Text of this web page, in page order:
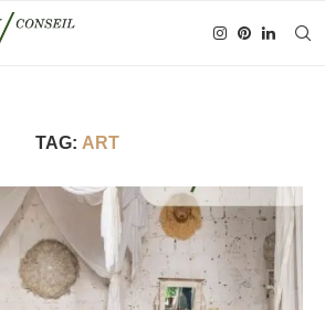
TAG: ART